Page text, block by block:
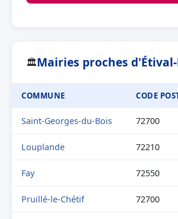
🏛Mairies proches
COMMUNE CODE
Saint-Georges-du-Bois 72700
Louplande 72210
Fay 72550
Pruillé-le-Chétif 72700